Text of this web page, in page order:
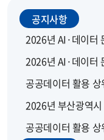
공지사항
공공데이터 활용
공공데이터 활용